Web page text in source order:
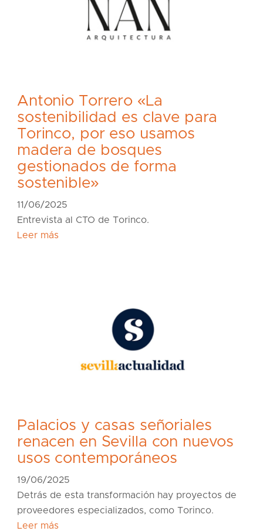
Antonio Torrero «La
sostenibilidad es clave para
Torinco, por eso usamos
madera de bosques
gestionados de forma
sostenible»
11/06/2025
Entrevista al CTO de Torinco.
Leer más
Palacios y casas señoriales
renacen en Sevilla con nuevos
usos contemporáneos
19/06/2025
Detrás de esta transformación hay proyectos de
proveedores especializados, como Torinco.
Leer más